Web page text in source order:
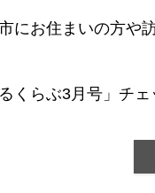
にお住まいの方や
くらぶ3月号」チ